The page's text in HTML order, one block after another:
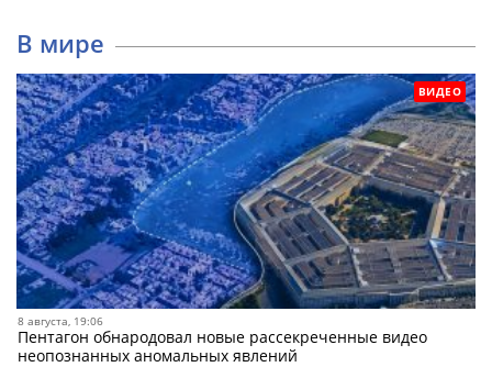
В мире
ВИДЕО
8 августа, 19:06
Пентагон обнародовал новые рассекреченные видео
неопознанных аномальных явлений